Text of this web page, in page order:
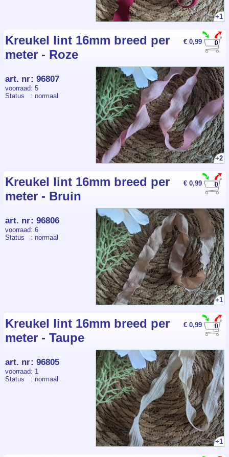
+1
€ 0,99
Kreukel lint 16mm breed per
meter - Roze
+2
art. nr: 96807
voorraad: 5
Status
: normaal
€ 0,99
Kreukel lint 16mm breed per
meter - Bruin
+1
art. nr: 96806
voorraad: 6
Status
: normaal
€ 0,99
Kreukel lint 16mm breed per
meter - Taupe
+1
art. nr: 96805
voorraad: 1
Status
: normaal